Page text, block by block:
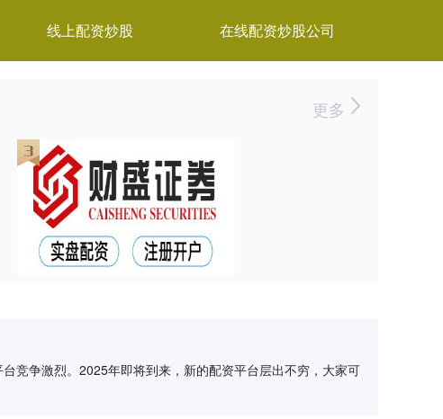
线上配资炒股 在线配资炒股公司
更多
竞争激烈。2025年即将到来，新的配资平台层出不穷，大家可